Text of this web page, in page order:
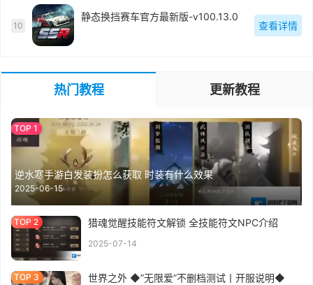
10
静态换挡赛车官方最新版-v100.13.0
查看详情
热门教程 更新教程
逆水寒手游白发装扮怎么获取 时装有什么效果
2025-06-15
猎魂觉醒技能符文解锁 全技能符文NPC介绍
2025-07-14
世界之外 ◆”无限爱”不删档测试丨开服说明◆